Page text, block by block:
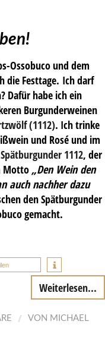
Ossobuco und dem
die Festtage. Ich darf
Dafür habe ich ein
Burgunderweinen
(1112). Ich trinke
und Rosé und im
Spätburgunder 1112, der
Motto „Den Wein den
auch nachher dazu
den Spätburgunder
gemacht.
Weiterlesen...
/ VON MICHAEL